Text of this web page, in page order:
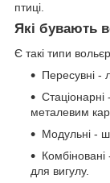
птиці.
Які бувають
Є такі типи
Пересувні -
Стаціонарні
металевим
Модульні -
для вигулу.